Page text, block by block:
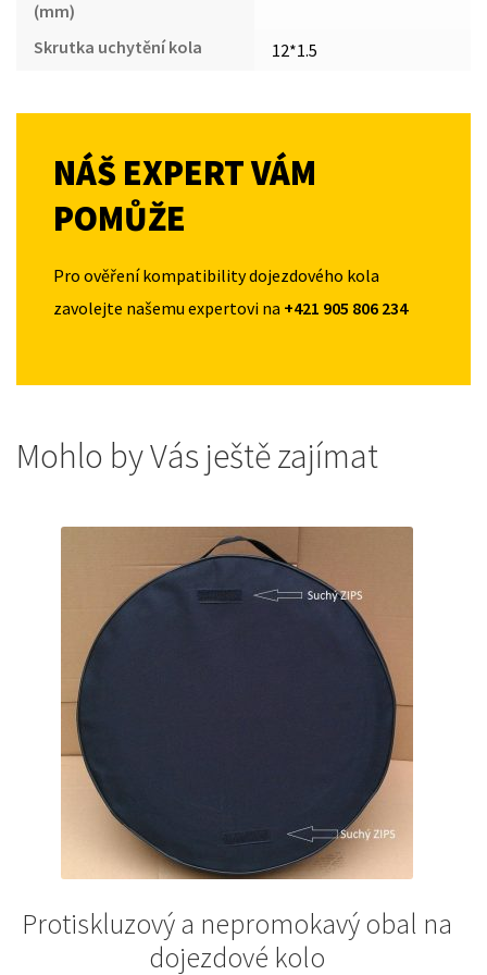
(mm)
Skrutka uchytění kola
12*1.5
NÁŠ EXPERT VÁM
POMŮŽE
Pro ověření kompatibility dojezdového kola
zavolejte našemu expertovi na +421 905 806 234
Mohlo by Vás ještě zajímat
Protiskluzový a nepromokavý obal na
dojezdové kolo